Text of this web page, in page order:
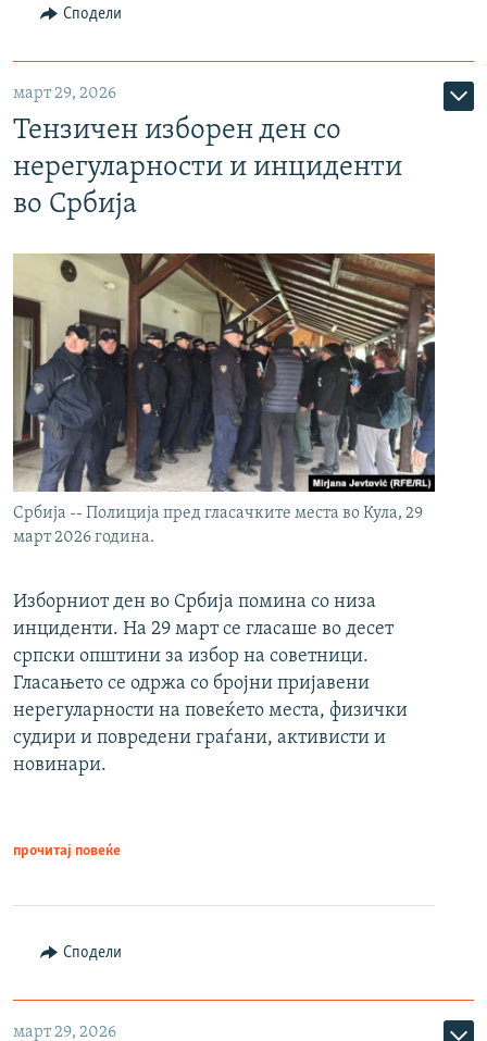
Сподели
март 29, 2026
Тензичен изборен ден со
нерегуларности и инциденти
во Србија
Србија -- Полиција пред гласачките места во Кула, 29
март 2026 година.
Изборниот ден во Србија помина со низа
инциденти. На 29 март се гласаше во десет
српски општини за избор на советници.
Гласањето се одржа со бројни пријавени
нерегуларности на повеќето места, физички
судири и повредени граѓани, активисти и
новинари.
прочитај повеќе
Сподели
март 29, 2026